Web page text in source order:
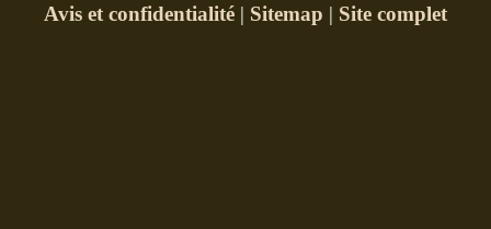
Avis et confidentialité | Sitemap | Site complet